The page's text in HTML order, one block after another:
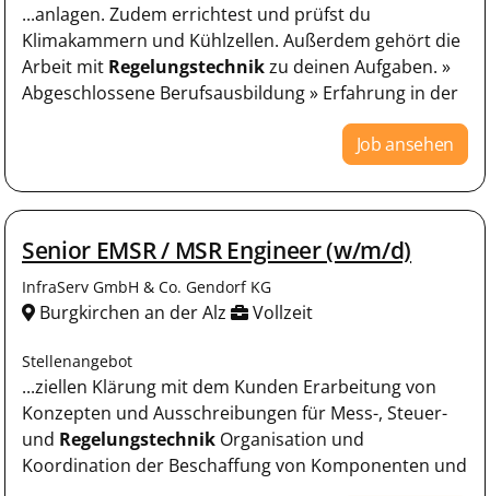
...anlagen. Zudem errichtest und prüfst du
Klimakammern und Kühlzellen. Außerdem gehört die
Arbeit mit Regelungstechnikzu deinen Aufgaben. »
Abgeschlossene Berufsausbildung » Erfahrung in der
Job ansehen
Senior EMSR / MSR Engineer (w/m/d)
InfraServ GmbH & Co. Gendorf KG
Burgkirchen an der Alz Vollzeit
Stellenangebot
...ziellen Klärung mit dem Kunden Erarbeitung von
Konzepten und Ausschreibungen für Mess-, Steuer-
und Regelungstechnik Organisation und
Koordination der Beschaffung von Komponenten und